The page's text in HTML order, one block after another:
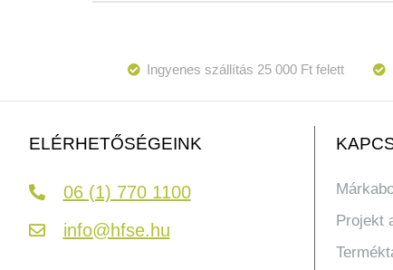
Ingyenes szállítás 25 000 Ft felett
ELÉRHETŐSÉGEINK
06 (1) 770 1100
info@hfse.hu
Projekt